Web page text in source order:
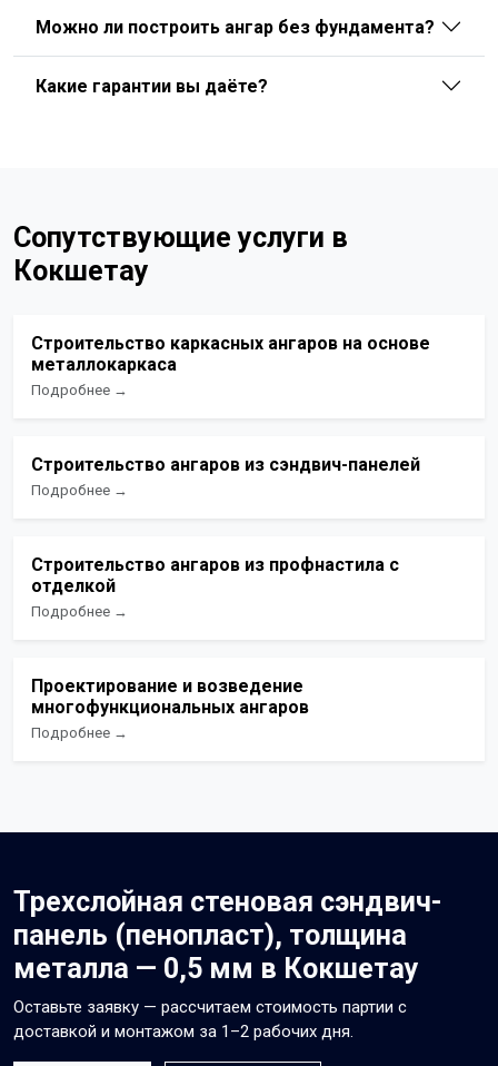
Можно ли построить ангар без фундамента?
Какие гарантии вы даёте?
Сопутствующие услуги в
Кокшетау
Строительство каркасных ангаров на основе
металлокаркаса
Подробнее →
Строительство ангаров из сэндвич-панелей
Подробнее →
Строительство ангаров из профнастила с
отделкой
Подробнее →
Проектирование и возведение
многофункциональных ангаров
Подробнее →
Трехслойная стеновая сэндвич-
панель (пенопласт), толщина
металла — 0,5 мм в Кокшетау
Оставьте заявку — рассчитаем стоимость партии с
доставкой и монтажом за 1–2 рабочих дня.